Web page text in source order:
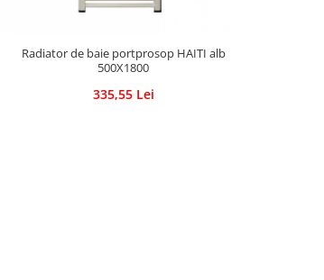
Radiator de baie portprosop HAITI alb
500X1800
335,55 Lei